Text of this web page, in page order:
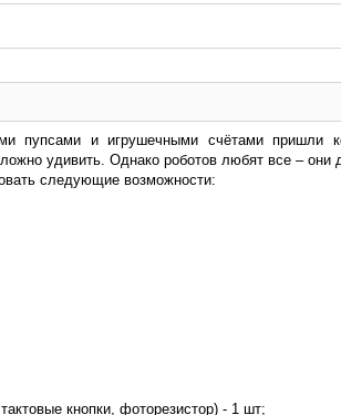
пупсами и игрушечными счётами пришли
удивить. Однако роботов любят все –
следующие возможности:
кнопки, фоторезистор) - 1 шт;